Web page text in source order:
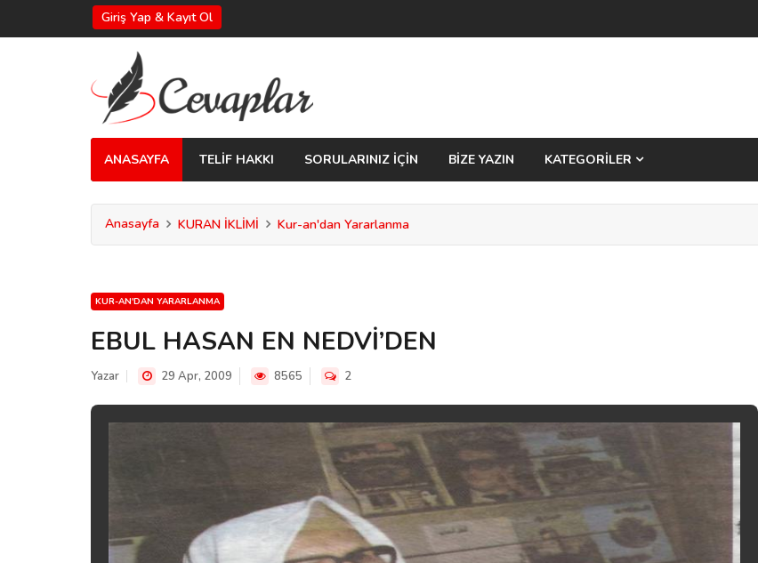
Giriş Yap & Kayıt Ol
ANASAYFA TELİF HAKKI SORULARINIZ İÇİN BİZE YAZIN KATEGORİLER
Anasayfa KURAN İKLİMİ Kur-an'dan Yararlanma
KUR-AN'DAN YARARLANMA
EBUL HASAN EN NEDVİ’DEN
Yazar 29 Apr, 2009 8565 2